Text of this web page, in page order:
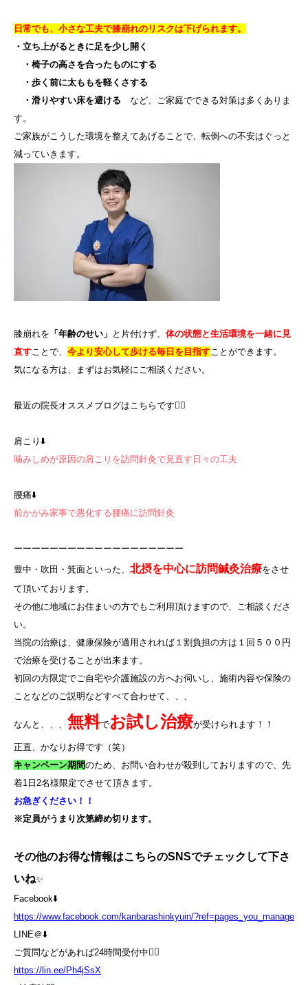
日常でも、小さな工夫で膝崩れのリスクは下げられます。
・立ち上がるときに足を少し開く
・椅子の高さを合ったものにする
・歩く前に太ももを軽くさする
・滑りやすい床を避ける など、ご家庭でできる対策は多くありま
す。
ご家族がこうした環境を整えてあげることで、転倒への不安はぐっと
減っていきます。
膝崩れを 「年齢のせい」 と片付けず、 体の状態と生活環境を一緒に見
直すことで、 今より安心して歩ける毎日を目指すことができます。
気になる方は、まずはお気軽にご相談ください。
最近の院長オススメブログはこちらです💁‍♀️
肩こり⬇️
噛みしめが原因の肩こりを訪問針灸で見直す日々の工夫
腰痛⬇️
前かがみ家事で悪化する腰痛に訪問針灸
ーーーーーーーーーーーーーーーーーーー
豊中・吹田・箕面といった、 北摂を中心に訪問鍼灸治療をさせ
て頂いております。
その他に地域にお住まいの方でもご利用頂けますので、ご相談くださ
い。
当院の治療は、健康保険が適用されれば１割負担の方は１回５００円
で治療を受けることが出来ます。
初回の方限定でご自宅や介護施設の方へお伺いし、施術内容や保険の
ことなどのご説明などすべて合わせて、、、
なんと、、、 無料でお試し治療が受けられます！！
正直、かなりお得です（笑）
キャンペーン期間のため、お問い合わせが殺到しておりますので、先
着1 日 2名様限定でさせて頂きます。
お急ぎください！！
※定員がうまり次第締め切ります。
その他のお得な情報はこちらのSNSでチェックして下さ
いね✨
Facebook⬇️
https://www.facebook.com/kanbarashinkyuin/?ref=pages_you_manage
LINE＠⬇️
ご質問などがあれば24時間受付中💁‍♀️
https://lin.ee/Ph4jSsX